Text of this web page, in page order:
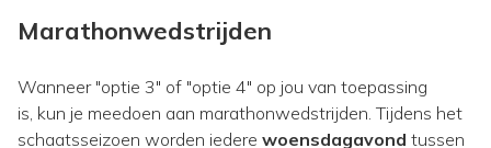
Marathonwedstrijden
Wanneer "optie 3" of "optie 4" op jou van toepassing
is, kun je meedoen aan marathonwedstrijden. Tijdens het
schaatsseizoen worden iedere woensdagavond tussen